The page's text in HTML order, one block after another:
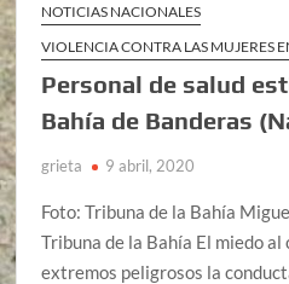
NOTICIAS NACIONALES
VIOLENCIA CONTRA LAS MUJERES
Personal de salud
Bahía de Banderas
grieta 9 abril, 2020
Foto: Tribuna de la Bahía
Tribuna de la Bahía El miedo
extremos peligrosos la